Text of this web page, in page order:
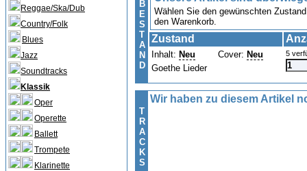
Reggae/Ska/Dub
Country/Folk
Blues
Jazz
Soundtracks
Klassik
Oper
Operette
Ballett
Trompete
Klarinette
B
E
S
T
A
N
D
Wählen Sie den gewünschten
den Warenkorb.
Zustand
Inhalt: Neu Cover: Neu 5
Goethe Lieder
T
R
A
C
K
S
Wir haben zu diesem Artikel